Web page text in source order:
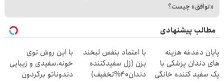
«توافق» چیست؟
مطالب پیشنهادی
پایان دغدغه هزینه
های دندان پزشکی با
پک سفید کننده خانگی
با اعتماد بنفس لبخند
بزن (ژل سفیدکننده
دندان40%تخفیف)
با این روش توی
خونه،سفیدی و زیبایی
دندوناتو برگردون